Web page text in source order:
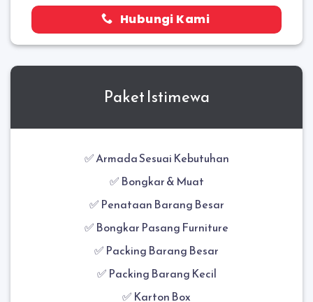
Hubungi Kami
Paket Istimewa
✅ Armada Sesuai Kebutuhan
✅ Bongkar & Muat
✅ Penataan Barang Besar
✅ Bongkar Pasang Furniture
✅ Packing Barang Besar
✅ Packing Barang Kecil
✅ Karton Box